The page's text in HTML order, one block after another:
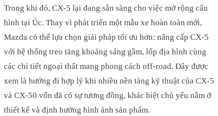
Trong khi đó, CX-5 lại đang sẵn sàng cho việc mở rộng cấu
hình tại Úc. Thay vì phát triển một mẫu xe hoàn toàn mới,
Mazda có thể lựa chọn giải pháp tối ưu hơn: nâng cấp CX-5
với hệ thống treo tăng khoảng sáng gầm, lốp địa hình cùng
các chi tiết ngoại thất mang phong cách off-road. Đây được
xem là hướng đi hợp lý khi nhiều nền tảng kỹ thuật của CX-5
và CX-50 vốn đã có sự tương đồng, khác biệt chủ yếu nằm ở
thiết kế và định hướng hình ảnh sản phẩm.